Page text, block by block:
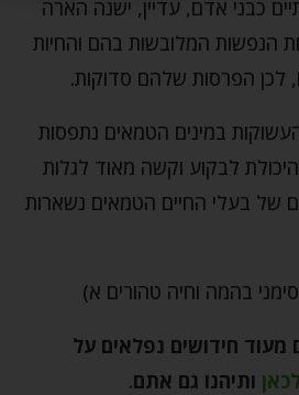
כבני אדם, עדיין, ישנה הארה
הנפשות המלובשות בהם והחיות
לכן הפרסות שלהם סדוקות.
במינים הטמאים נתפסות
לבקוע וקשה מאוד לגלות
של בעלי החיים הטמאים נשארות
בהמה וחיה טהורים א)
מעוד חידושים נפלאים על
לכאן ותיהנו גם אתם.